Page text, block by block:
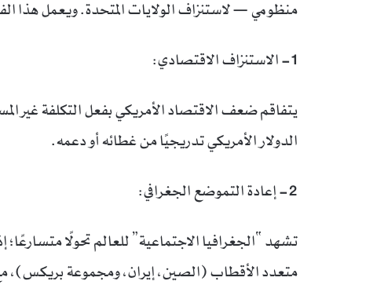
منظومي — لاستنزاف الولايات المتحدة. ويعمل هذا
1- الاستنزاف الاقتصادي:
يتفاقم ضعف الاقتصاد الأمريكي بفعل التكلفة غير
الدولار الأمريكي تدريجيًا من غطائه أو دعمه.
2- إعادة التموضع الجغرافي:
تشهد “الجغرافيا الاجتماعية” للعالم تحولًا
متعدد الأقطاب (الصين، إيران، ومجموعة بريكس)، مع